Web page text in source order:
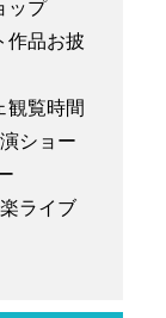
ップ
作品お披
観覧時間
ショー
ライブ